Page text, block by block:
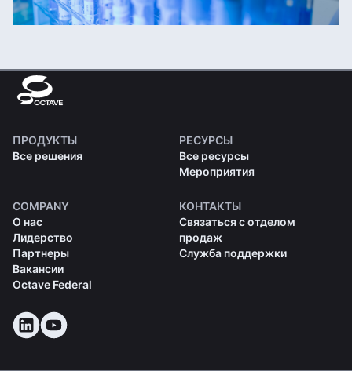
ПРОДУКТЫ
Все решения
РЕСУРСЫ
Все ресурсы
Мероприятия
COMPANY
О нас
Лидерство
Партнеры
Вакансии
Octave Federal
КОНТАКТЫ
Связаться с отделом
продаж
Служба поддержки